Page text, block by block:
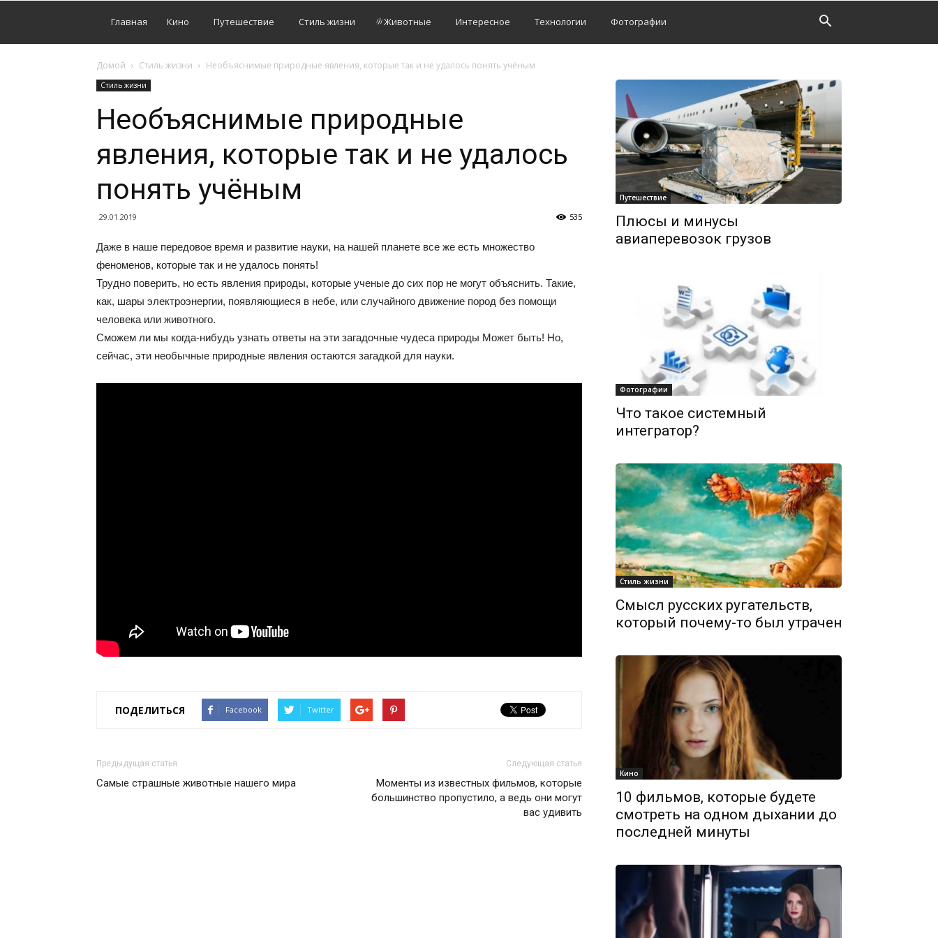
Главная Кино Путешествие Стиль жизни Животные Интересное Технологии Фотографии
Домой Стиль жизни Необъяснимые природные явления, которые так и не удалось понять учёным
Стиль жизни
Необъяснимые природные
явления, которые так и не удалось
понять учёным
29.01.2019 535
Даже в наше передовое время и развитие науки, на нашей планете все же есть множество
феноменов, которые так и не удалось понять!
Трудно поверить, но есть явления природы, которые ученые до сих пор не могут объяснить. Такие,
как, шары электроэнергии, появляющиеся в небе, или случайного движение пород без помощи
человека или животного.
Сможем ли мы когда-нибудь узнать ответы на эти загадочные чудеса природы Может быть! Но,
сейчас, эти необычные природные явления остаются загадкой для науки.
ПОДЕЛИТЬСЯ Facebook Twitter
Предыдущая статья
Самые страшные животные нашего мира
Следующая статья
Моменты из известных фильмов, которые
большинство пропустило, а ведь они могут
вас удивить
Путешествие
Плюсы и минусы
авиаперевозок грузов
Фотографии
Что такое системный
интегратор?
Стиль жизни
Смысл русских ругательств,
который почему-то был утрачен
Кино
10 фильмов, которые будете
смотреть на одном дыхании до
последней минуты